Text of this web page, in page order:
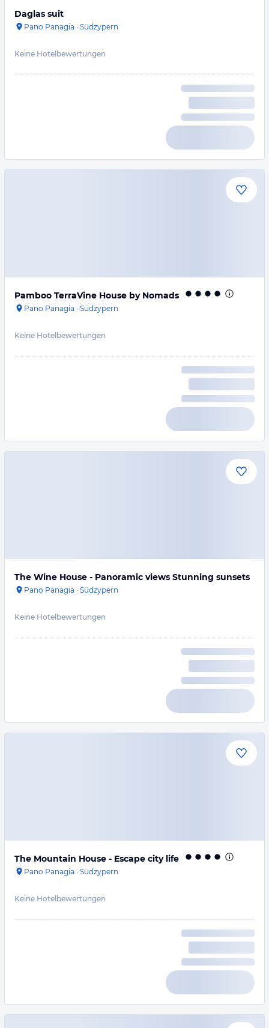
Daglas suit
Pano Panagia · Südzypern
Keine Hotelbewertungen
Pamboo TerraVine House by Nomads
Pano Panagia · Südzypern
Keine Hotelbewertungen
The Wine House - Panoramic views Stunning sunsets
Pano Panagia · Südzypern
Keine Hotelbewertungen
The Mountain House - Escape city life
Pano Panagia · Südzypern
Keine Hotelbewertungen